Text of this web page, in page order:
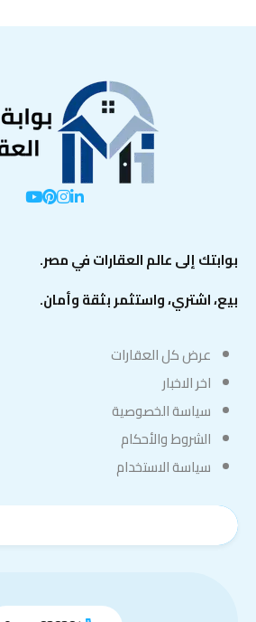
بوابتك إلى عالم العقارات في مصر.
بيع، اشتري، واستثمر بثقة وأمان.
عرض كل العقارات
اخر الاخبار
سياسة الخصوصية
الشروط والأحكام
سياسة الاستخدام